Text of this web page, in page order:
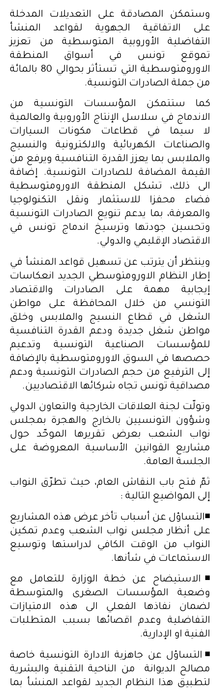
وستمكن المصادقة على التعديلات المدخلة
على الاتفاقية الجهوية لقواعد المنشأ
التفاضلية الأوروبية المتوسطية من تعزيز
تموقع تونس في أسواق المنطقة
الاورومتوسطية التي تستأثر بحوالي 80 بالمائة
من جملة الصادرات التونسية.
كما ستتمكن المؤسسات التونسية من
الاندماج في سلاسل الإنتاج الأوروبية والعالمية
لا سيما في قطاعات مكونات السيارات
والصناعات الكهربائية والالكترونية والنسيج
والملابس بما يعزز القدرة التنافسية ويرفع من
القيمة المضافة للصادرات التونسية. إضافة
الى ذلك، تشكل المنطقة الاورومتوسطية
فضاء محفزا للاستثمار ونقل التكنولوجيا
والمعرفة، بما يدعم تنويع الصادرات التونسية
وتحسين جودتها وترسيخ اندماج تونس في
الاقتصاد الإقليمي والدولي.
وينتظر أن يترتب عن تسهيل قواعد المنشأ في
إطار النظام الاورومتوسطي الجديد انعكاسات
إيجابية مهمة على الصادرات والاقتصاد
التونسي من خلال المحافظة على مواطن
الشغل في قطاع النسيج والملابس وخلق
مواطن شغل جديدة ودعم القدرة التنافسية
للمؤسسات الصناعية التونسية وتدعيم
حصصها في السوق الاورومتوسطية بالإضافة
إلى الترفيع من حجم الصادرات التونسية ودعم
مصداقية تونس تجاه شركائها الاقتصاديين.
وتولّت لجنة العلاقات الخارجية والتعاون الدولي
وشؤون التونسيين بالخارج والهجرة بمجلس
نواب الشعب بعرض تقريرها الموحّد حول
مشاريع القوانين الأساسية المعروضة على
الجلسة العامة.
ثمّ فتح باب النقاش العام، حيث تطرّق النواب
إلى المواضيع التالية :
◾️التساؤل عن أسباب تأخر عرض هذه المشاريع
على أنظار مجلس نواب الشعب وعدم تمكين
النواب من الوقت الكافي لدراستها وتوسيع
الاستماعات في شأنها.
◾️الاستيضاح عن خطة الوزارة للتعامل مع
وضعية المؤسسات الصغرى والمتوسطة
لضمان نفاذها الفعلي الى هذه الامتيازات
التفاضلية وعدم اقصائها بسبب المتطلبات
الفنية او الإدارية.
◾️التساؤل عن جاهزية الادارة التونسية خاصة
مصالح الديوانة من الناحية التقنية والبشرية
لتطبيق هذا النظام الجديد لقواعد المنشأ بما